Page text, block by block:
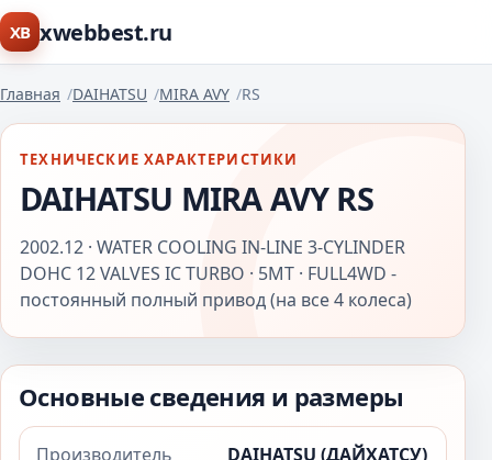
XB xwebbest.ru
Главная DAIHATSU MIRA AVY RS
ТЕХНИЧЕСКИЕ ХАРАКТЕРИСТИКИ
DAIHATSU MIRA AVY RS
2002.12 · WATER COOLING IN-LINE 3-CYLINDER
DOHC 12 VALVES IC TURBO · 5MT · FULL4WD -
постоянный полный привод (на все 4 колеса)
Основные сведения и размеры
Производитель DAIHATSU (ДАЙХАТСУ)